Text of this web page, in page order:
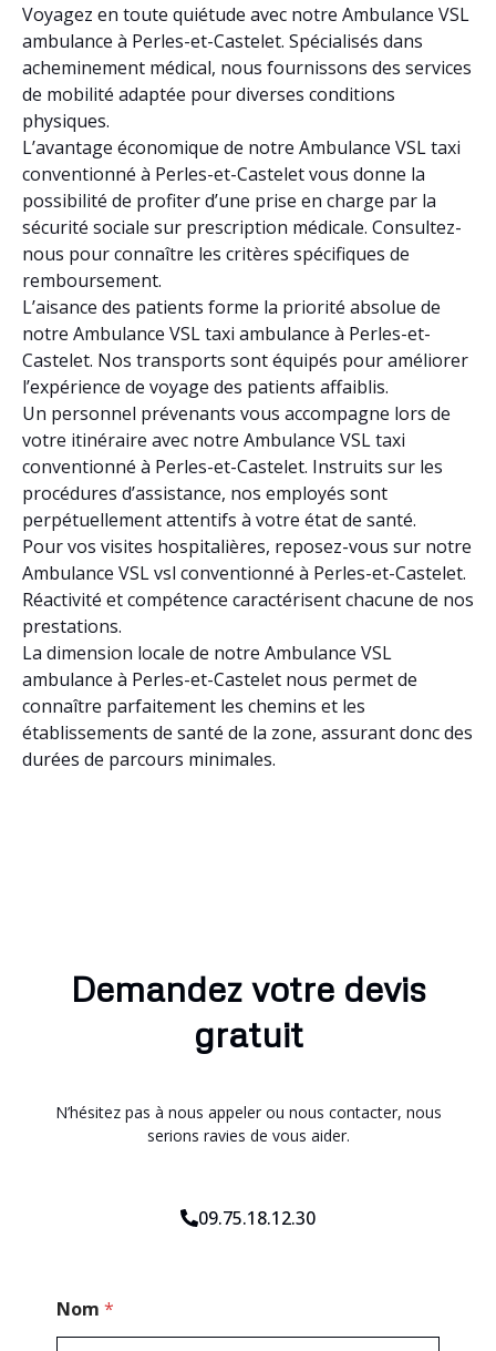
Voyagez en toute quiétude avec notre Ambulance VSL
ambulance à Perles-et-Castelet. Spécialisés dans
acheminement médical, nous fournissons des services
de mobilité adaptée pour diverses conditions
physiques.
L’avantage économique de notre Ambulance VSL taxi
conventionné à Perles-et-Castelet vous donne la
possibilité de profiter d’une prise en charge par la
sécurité sociale sur prescription médicale. Consultez-
nous pour connaître les critères spécifiques de
remboursement.
L’aisance des patients forme la priorité absolue de
notre Ambulance VSL taxi ambulance à Perles-et-
Castelet. Nos transports sont équipés pour améliorer
l’expérience de voyage des patients affaiblis.
Un personnel prévenants vous accompagne lors de
votre itinéraire avec notre Ambulance VSL taxi
conventionné à Perles-et-Castelet. Instruits sur les
procédures d’assistance, nos employés sont
perpétuellement attentifs à votre état de santé.
Pour vos visites hospitalières, reposez-vous sur notre
Ambulance VSL vsl conventionné à Perles-et-Castelet.
Réactivité et compétence caractérisent chacune de nos
prestations.
La dimension locale de notre Ambulance VSL
ambulance à Perles-et-Castelet nous permet de
connaître parfaitement les chemins et les
établissements de santé de la zone, assurant donc des
durées de parcours minimales.
Demandez votre devis
gratuit
N’hésitez pas à nous appeler ou nous contacter, nous
serions ravies de vous aider.
09.75.18.12.30
Nom *